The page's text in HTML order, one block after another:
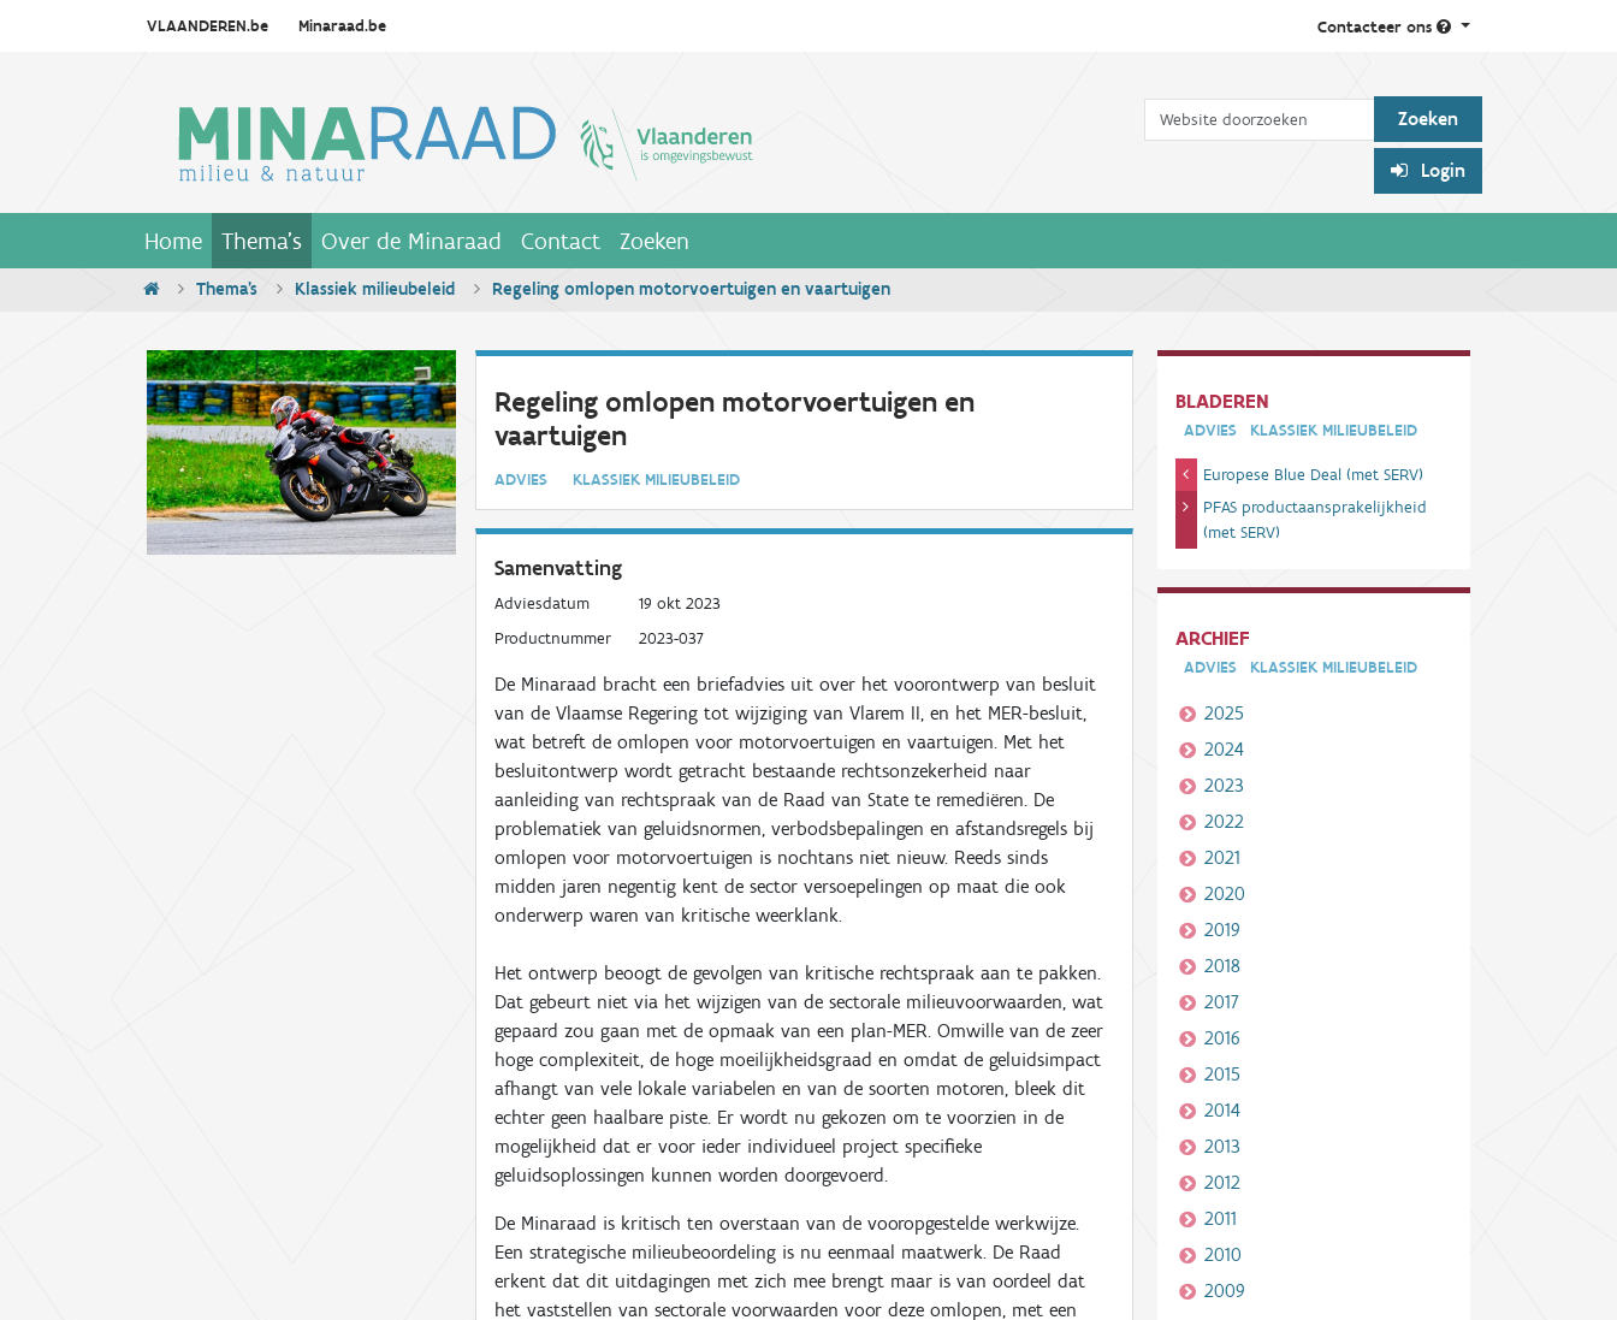
VLAANDEREN.be Minaraad.be Contacteer ons
Zoek
Login
Home Thema's Over de Minaraad Contact Zoeken
Thema's Klassiek milieubeleid Regeling omlopen motorvoertuigen en vaartuigen
Regeling omlopen motorvoertuigen en
vaartuigen
ADVIES KLASSIEK MILIEUBELEID
Samenvatting
Adviesdatum
19 okt 2023
Productnummer
2023-037
De Minaraad bracht een briefadvies uit over het voorontwerp van besluit
van de Vlaamse Regering tot wijziging van Vlarem II, en het MER-besluit,
wat betreft de omlopen voor motorvoertuigen en vaartuigen. Met het
besluitontwerp wordt getracht bestaande rechtsonzekerheid naar
aanleiding van rechtspraak van de Raad van State te remediëren. De
problematiek van geluidsnormen, verbodsbepalingen en afstandsregels bij
omlopen voor motorvoertuigen is nochtans niet nieuw. Reeds sinds
midden jaren negentig kent de sector versoepelingen op maat die ook
onderwerp waren van kritische weerklank.
Het ontwerp beoogt de gevolgen van kritische rechtspraak aan te pakken.
Dat gebeurt niet via het wijzigen van de sectorale milieuvoorwaarden, wat
gepaard zou gaan met de opmaak van een plan-MER. Omwille van de zeer
hoge complexiteit, de hoge moeilijkheidsgraad en omdat de geluidsimpact
afhangt van vele lokale variabelen en van de soorten motoren, bleek dit
echter geen haalbare piste. Er wordt nu gekozen om te voorzien in de
mogelijkheid dat er voor ieder individueel project specifieke
geluidsoplossingen kunnen worden doorgevoerd.
De Minaraad is kritisch ten overstaan van de vooropgestelde werkwijze.
Een strategische milieubeoordeling is nu eenmaal maatwerk. De Raad
erkent dat dit uitdagingen met zich mee brengt maar is van oordeel dat
het vaststellen van sectorale voorwaarden voor deze omlopen, met een
BLADEREN
ADVIES KLASSIEK MILIEUBELEID
Europese Blue Deal (met SERV)
PFAS productaansprakelijkheid
(met SERV)
ARCHIEF
ADVIES KLASSIEK MILIEUBELEID
2025
2024
2023
2022
2021
2020
2019
2018
2017
2016
2015
2014
2013
2012
2011
2010
2009